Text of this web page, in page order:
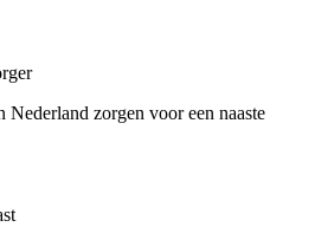
Nederland zorgen voor een naaste